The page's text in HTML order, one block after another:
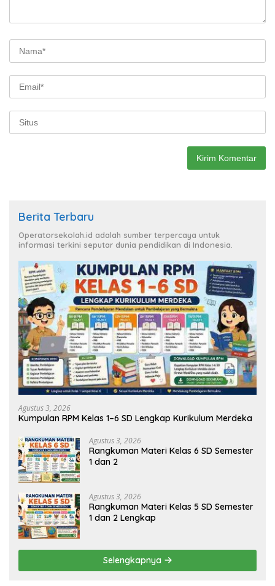
Berita Terbaru
Operatorsekolah.id adalah sumber terpercaya untuk
informasi terkini seputar dunia pendidikan di Indonesia.
Agustus 3, 2026
Kumpulan RPM Kelas 1–6 SD Lengkap Kurikulum Merdeka
Agustus 3, 2026
Rangkuman Materi Kelas 6 SD Semester
1 dan 2
Agustus 3, 2026
Rangkuman Materi Kelas 5 SD Semester
1 dan 2 Lengkap
Selengkapnya